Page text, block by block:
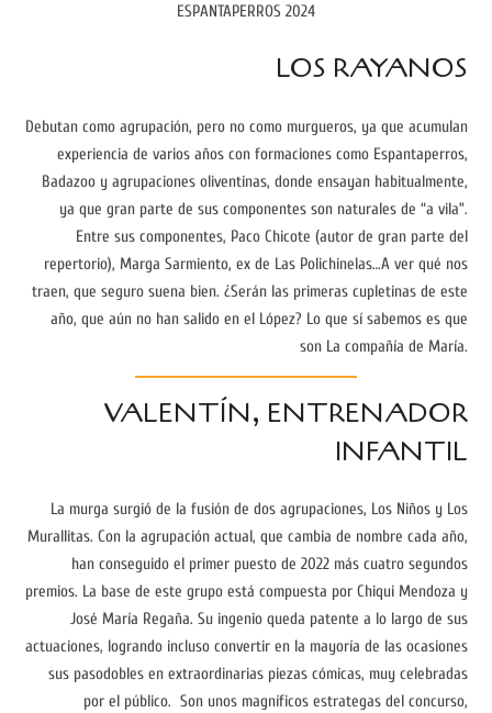
ESPANTAPERROS 2024
LOS RAYANOS
Debutan como agrupación, pero no como murgueros, ya que acumulan
experiencia de varios años con formaciones como Espantaperros,
Badazoo y agrupaciones oliventinas, donde ensayan habitualmente,
ya que gran parte de sus componentes son naturales de “a vila”.
Entre sus componentes, Paco Chicote (autor de gran parte del
repertorio), Marga Sarmiento, ex de Las Polichinelas…A ver qué nos
traen, que seguro suena bien. ¿Serán las primeras cupletinas de este
año, que aún no han salido en el López? Lo que sí sabemos es que
son La compañía de María.
VALENTÍN, ENTRENADOR
INFANTIL
La murga surgió de la fusión de dos agrupaciones, Los Niños y Los
Murallitas. Con la agrupación actual, que cambia de nombre cada año,
han conseguido el primer puesto de 2022 más cuatro segundos
premios. La base de este grupo está compuesta por Chiqui Mendoza y
José María Regaña. Su ingenio queda patente a lo largo de sus
actuaciones, logrando incluso convertir en la mayoría de las ocasiones
sus pasodobles en extraordinarias piezas cómicas, muy celebradas
por el público. Son unos magníficos estrategas del concurso,